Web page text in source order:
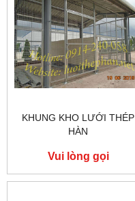
KHUNG KHO LƯỚI THÉP
HÀN
Vui lòng gọi